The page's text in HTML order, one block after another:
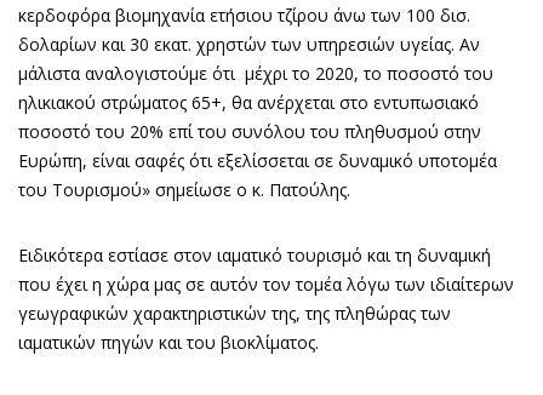
κερδοφόρα βιομηχανία ετήσιου τζίρου άνω των 100 δισ.
δολαρίων και 30 εκατ. χρηστών των υπηρεσιών υγείας. Αν
μάλιστα αναλογιστούμε ότι μέχρι το 2020, το ποσοστό του
ηλικιακού στρώματος 65+, θα ανέρχεται στο εντυπωσιακό
ποσοστό του 20% επί του συνόλου του πληθυσμού στην
Ευρώπη, είναι σαφές ότι εξελίσσεται σε δυναμικό υποτομέα
του Τουρισμού» σημείωσε ο κ. Πατούλης.
Ειδικότερα εστίασε στον ιαματικό τουρισμό και τη δυναμική
που έχει η χώρα μας σε αυτόν τον τομέα λόγω των ιδιαίτερων
γεωγραφικών χαρακτηριστικών της, της πληθώρας των
ιαματικών πηγών και του βιοκλίματος.